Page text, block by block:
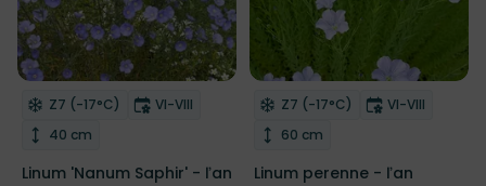
Odober do zoznamu želaní
Mrazuvzdornosť
Z7 (-17°C) Doba kvitnutia
VI-VIII
Výška rastliny
40 cm
Linum 'Nanum Saphir' - ľan
Odober do zoznamu želaní
Mrazuvzdornosť
Z7 (-17°C) Doba
VI-VIII
Výška rastliny
60 cm
Linum perenne - ľan